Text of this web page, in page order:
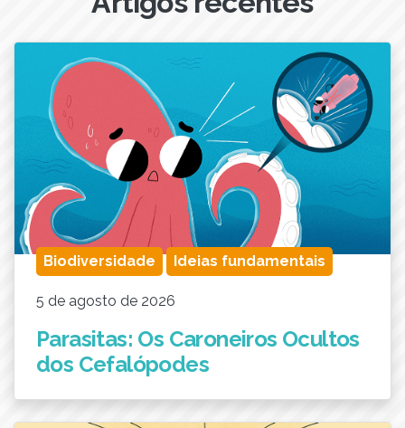
Biodiversidade Ideias fundamentais
5 de agosto de 2026
Parasitas: Os Caroneiros Ocultos
dos Cefalópodes